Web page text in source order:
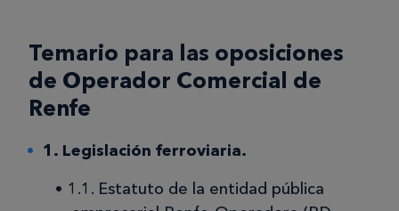
Temario para las oposiciones
de Operador Comercial de
Renfe
1. Legislación ferroviaria.
1.1. Estatuto de la entidad pública